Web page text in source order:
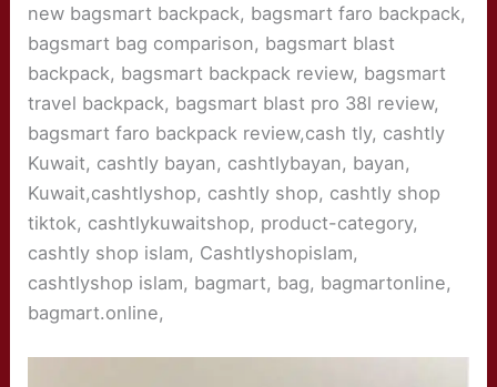
new bagsmart backpack, bagsmart faro backpack,
bagsmart bag comparison, bagsmart blast
backpack, bagsmart backpack review, bagsmart
travel backpack, bagsmart blast pro 38l review,
bagsmart faro backpack review,cash tly, cashtly
Kuwait, cashtly bayan, cashtlybayan, bayan,
Kuwait,cashtlyshop, cashtly shop, cashtly shop
tiktok, cashtlykuwaitshop, product-category,
cashtly shop islam, Cashtlyshopislam,
cashtlyshop islam, bagmart, bag, bagmartonline,
bagmart.online,